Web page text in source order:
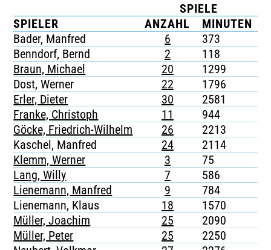
TICKETING
SPIELE
SPIELER
ANZAHL MINUTEN
Bader, Manfred
6 373
Benndorf, Bernd
2 118
Braun, Michael
20 1299
Dost, Werner
22 1796
Erler, Dieter
30 2581
Franke, Christoph
11 944
Göcke, Friedrich-Wilhelm
26 2213
Kaschel, Manfred
24 2114
Klemm, Werner
3 75
Lang, Willy
7 586
Lienemann, Manfred
9 784
Lienemann, Klaus
18 1570
Müller, Joachim
25 2090
Müller, Peter
25 2250